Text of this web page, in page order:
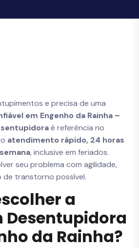
e precisa de uma
em Engenho da Rainha –
é referência no
atendimento rápido, 24 horas
, inclusive em feriados.
seu problema com agilidade,
de transtorno possível.
a
Desentupidora
da Rainha?